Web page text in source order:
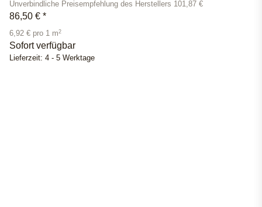
Unverbindliche Preisempfehlung des Herstellers 101,87 €
86,50 € *
6,92 € pro 1 m2
Sofort verfügbar
Lieferzeit: 4 - 5 Werktage